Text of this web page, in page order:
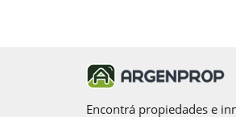
Encontrá propiedades e